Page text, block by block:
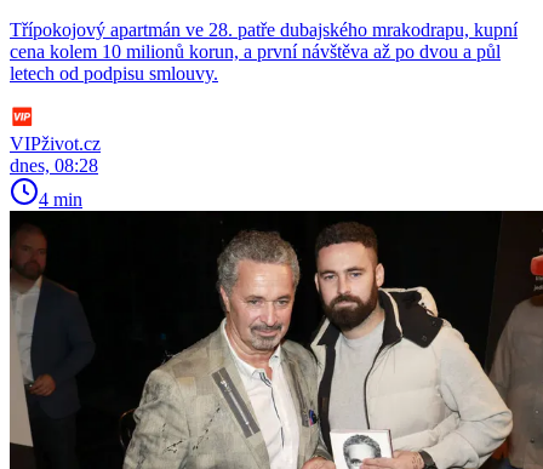
Třípokojový apartmán ve 28. patře dubajského mrakodrapu, kupní
cena kolem 10 milionů korun, a první návštěva až po dvou a půl
letech od podpisu smlouvy.
VIPživot.cz
dnes, 08:28
4 min